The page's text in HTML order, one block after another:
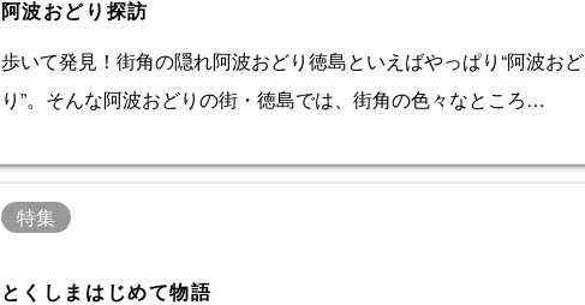
阿波おどり探訪
歩いて発見！街角の隠れ阿波おどり徳島といえばやっぱり“阿波おど
り”。そんな阿波おどりの街・徳島では、街角の色々なところ…
特集
とくしまはじめて物語